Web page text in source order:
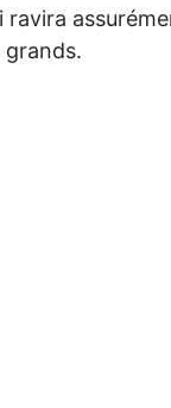
ravira
grands.